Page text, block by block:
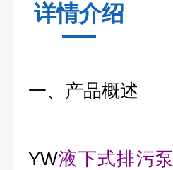
详情介绍
一、产品概述
YW液下式排污泵